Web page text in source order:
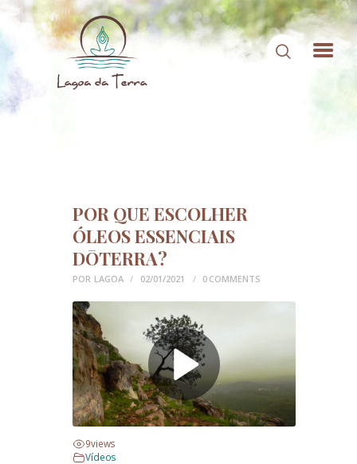
CONTATO
ÁREA DE MEMBROS
LOGIN
POR QUE ESCOLHER
ÓLEOS ESSENCIAIS
DŌTERRA?
POR LAGOA 02/01/2021 0 COMMENTS
9views
Vídeos